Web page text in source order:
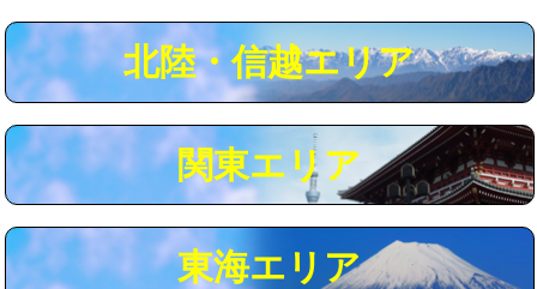
マス交換（土の掘削・埋め戻し作業） 11,000円~
マス交換（深さ50㎝以上） 66,000円
コンクリート斫り（厚さ10㎝まで） 27,500円
コンクリート斫り（厚さ10㎝超え） 38,500円
北陸・信越エリア
関東エリア
東海エリア